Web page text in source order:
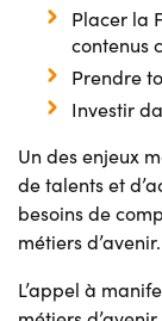
Placer la
contenus
Prendre
Investir
Un des enjeux
de talents et
besoins de
métiers d’avenir.
L’appel à